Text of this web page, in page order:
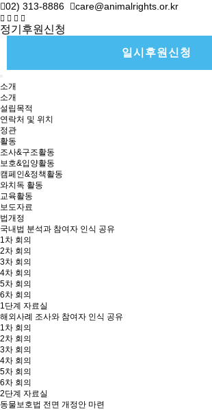
02) 313-8886 care@animalrights.or.kr
정기후원신청
일시후원신청
소개
소개
설립목적
연락처 및 위치
정관
활동
조사&구조활동
보호&입양활동
캠페인&정책활동
와치독 활동
교육활동
보도자료
법개정
국내법 분석과 참여자 인식 공유
1차 회의
2차 회의
3차 회의
4차 회의
5차 회의
6차 회의
1단계 자료실
해외사례 조사와 참여자 인식 공유
1차 회의
2차 회의
3차 회의
4차 회의
5차 회의
6차 회의
2단계 자료실
동물보호법 전면 개정안 마련